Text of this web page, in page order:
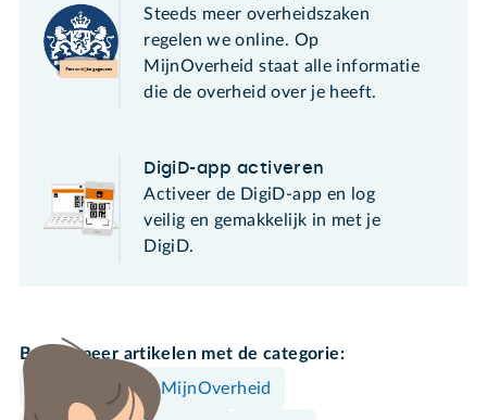
Steeds meer overheidszaken
regelen we online. Op
MijnOverheid staat alle informatie
die de overheid over je heeft.
DigiD-app activeren
Activeer de DigiD-app en log
veilig en gemakkelijk in met je
DigiD.
Bekijk meer artikelen met de categorie:
MijnOverheid